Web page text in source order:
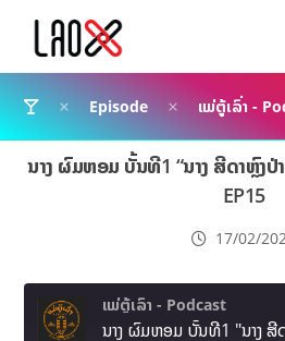
Episode ແມ່ຕູ້ເລົ່າ -
ນາງ ຜົມຫອມ ບັ້ນທີ1 “ນາງ ສີດາຫຼົງປ່
EP15
17/02/
ແມ່ຕູ້ເລົ່າ - Podcast